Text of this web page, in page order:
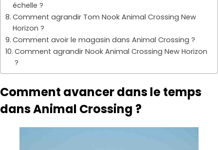
échelle ?
Comment agrandir Tom Nook Animal Crossing New
Horizon ?
Comment avoir le magasin dans Animal Crossing ?
Comment agrandir Nook Animal Crossing New Horizon
?
Comment avancer dans le temps
dans Animal Crossing ?